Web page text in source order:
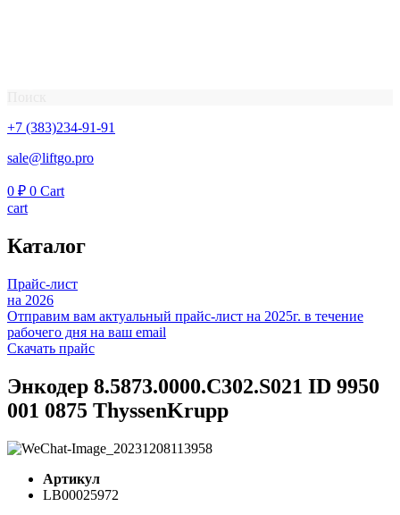
+7 (383)234-91-91
sale@liftgo.pro
0 ₽ 0 Cart
cart
Каталог
Прайс-лист
на 2026
Отправим вам актуальный прайс-лист на 2025г. в течение
рабочего дня на ваш email
Скачать прайс
Энкодер 8.5873.0000.С302.S021 ID 9950
001 0875 ThyssenKrupp
Артикул
LB00025972